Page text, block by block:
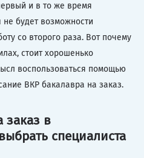
и в то же время
будет возможности
со второго раза. Вот почему
стоит хорошенько
воспользоваться помощью
ВКР бакалавра на заказ.
заказ в
специалиста